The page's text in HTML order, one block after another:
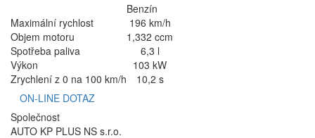
Benzín
Maximální rychlost
196 km/h
Objem motoru
1,332 ccm
Spotřeba paliva
6,3 l
Výkon
103 kW
Zrychlení z 0 na 100 km/h
10,2 s
ON-LINE DOTAZ
Společnost
AUTO KP PLUS NS s.r.o.